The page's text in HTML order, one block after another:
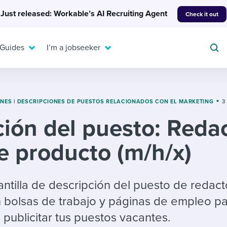
Just released: Workable’s AI Recruiting Agent Check it out
candidates
hiring pipelines
Or browse by
A flexible workplace
means new ways of
working. Pick up tips
question templates
checklists
& reports
Get insights, guidance,
and tips from those in
the know.
I’m a jobseeker
resources
For your job search:
INTERVIEWS & ANSWERS
Typical interview
answers for each.
| DESCRIPCIONES DE PUESTOS RELACIONADOS CON EL MARKETING 3
del puesto:
producto (m/h/x)
de descripción del puesto de
de trabajo y páginas de empleo
publicitar tus puestos vacantes.